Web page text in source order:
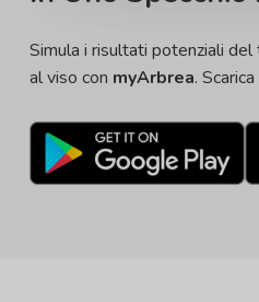
Simula i risultati potenziali
al viso con myArbrea.